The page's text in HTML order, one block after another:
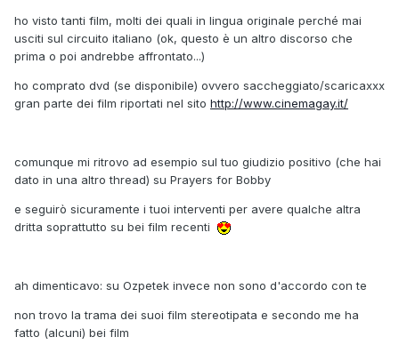
ho visto tanti film, molti dei quali in lingua originale perché mai
usciti sul circuito italiano (ok, questo è un altro discorso che
prima o poi andrebbe affrontato...)
ho comprato dvd (se disponibile) ovvero saccheggiato/scaricaxxx
gran parte dei film riportati nel sito http://www.cinemagay.it/
comunque mi ritrovo ad esempio sul tuo giudizio positivo (che hai
dato in una altro thread) su Prayers for Bobby
e seguirò sicuramente i tuoi interventi per avere qualche altra
dritta soprattutto su bei film recenti
ah dimenticavo: su Ozpetek invece non sono d'accordo con te
non trovo la trama dei suoi film stereotipata e secondo me ha
fatto (alcuni) bei film